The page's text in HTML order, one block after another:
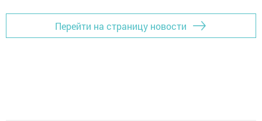
Перейти на страницу новости